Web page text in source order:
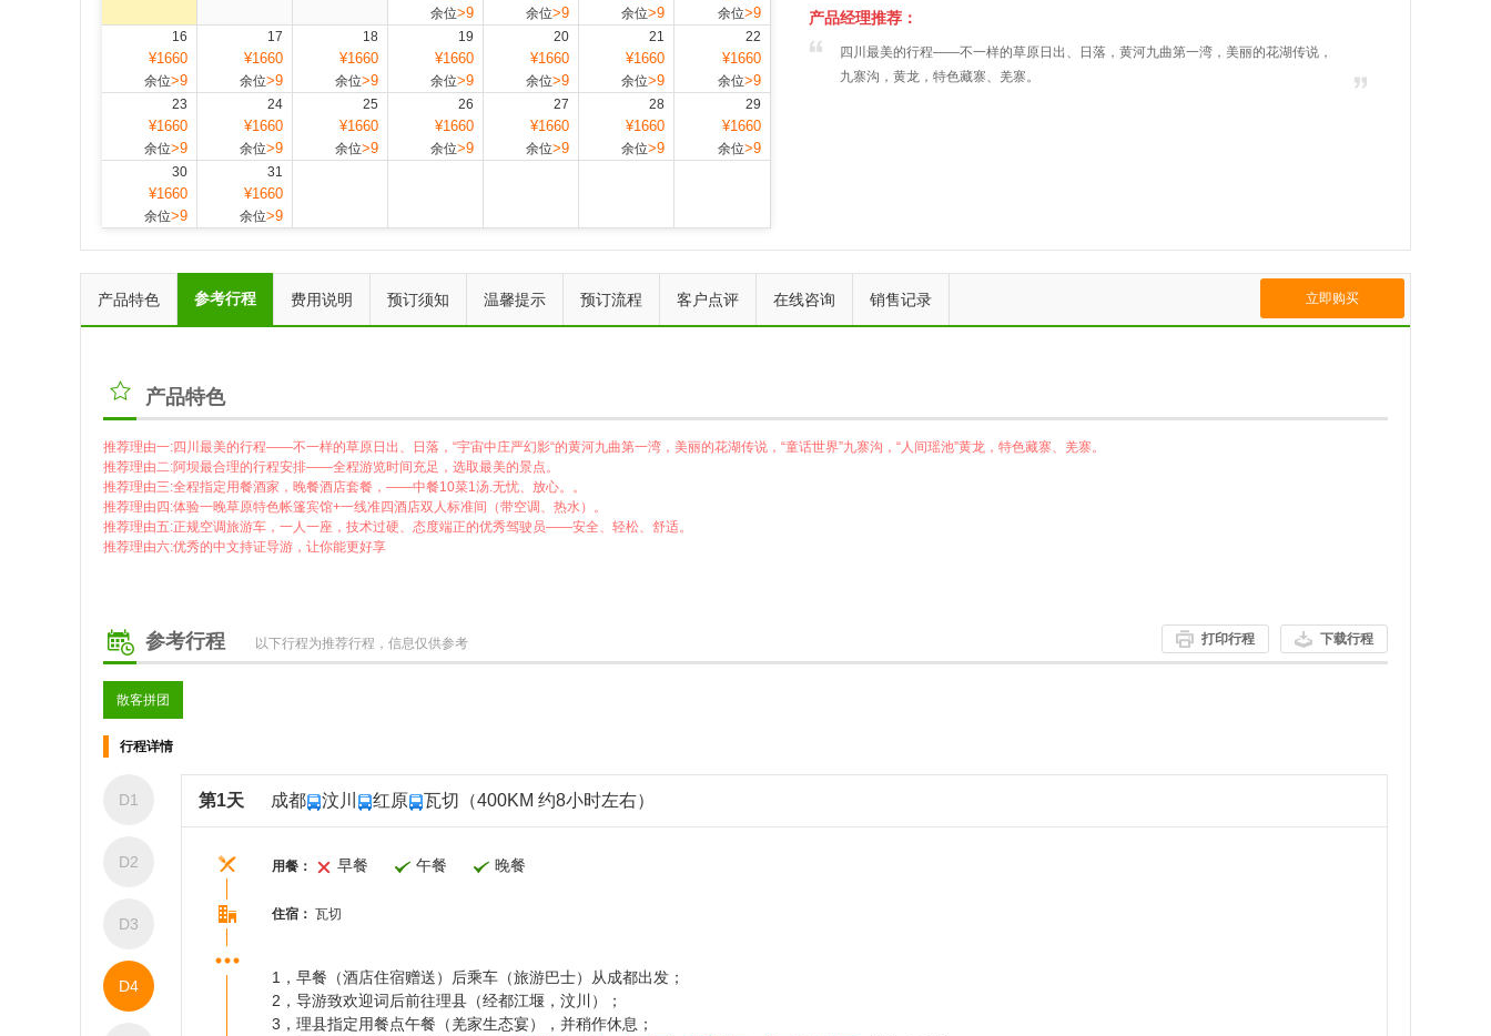
上一个 下一个
余位>9 余位>9 余位>9 余位>9
16
¥1660
余位>9
17
¥1660
余位>9
18
¥1660
余位>9
19
¥1660
余位>9
20
¥1660
余位>9
21
¥1660
余位>9
22
¥1660
余位>9
23
¥1660
余位>9
24
¥1660
余位>9
25
¥1660
余位>9
26
¥1660
余位>9
27
¥1660
余位>9
28
¥1660
余位>9
29
¥1660
余位>9
30
¥1660
余位>9
31
¥1660
余位>9
产品经理推荐：
四川最美的行程——不一样的草原日出、日落，黄河九曲第一湾，美丽的花湖传说，
九寨沟，黄龙，特色藏寨、羌寨。
立即购买
产品特色 参考行程 费用说明 预订须知 温馨提示 预订流程 客户点评 在线咨询 销售记录
产品特色
推荐理由一:四川最美的行程——不一样的草原日出、日落，“宇宙中庄严幻影“的黄河九曲第一湾，美丽的花湖传说，“童话世界”九寨沟，“人间瑶池”黄龙，特色藏寨、羌寨。
推荐理由二:阿坝最合理的行程安排——全程游览时间充足，选取最美的景点。
推荐理由三:全程指定用餐酒家，晚餐酒店套餐，——中餐10菜1汤.无忧、放心。。
推荐理由四:体验一晚草原特色帐篷宾馆+一线准四酒店双人标准间（带空调、热水）。
推荐理由五:正规空调旅游车，一人一座，技术过硬、态度端正的优秀驾驶员——安全、轻松、舒适。
推荐理由六:优秀的中文持证导游，让你能更好享
打印行程 下载行程
参考行程 以下行程为推荐行程，信息仅供参考
散客拼团
行程详情
D1
D2
D3
D4
第1天 成都 汶川 红原 瓦切（400KM 约8小时左右）
用餐： 早餐 午餐 晚餐
住宿： 瓦切
1，早餐（酒店住宿赠送）后乘车（旅游巴士）从成都出发；
2，导游致欢迎词后前往理县（经都江堰，汶川）；
3，理县指定用餐点午餐（羌家生态宴），并稍作休息；